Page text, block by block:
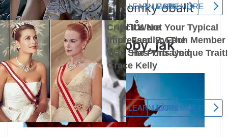
nejlepší mladé stromky obalit
izolací kolem kořenů.
Existují tři způsoby, jak
množit javory: